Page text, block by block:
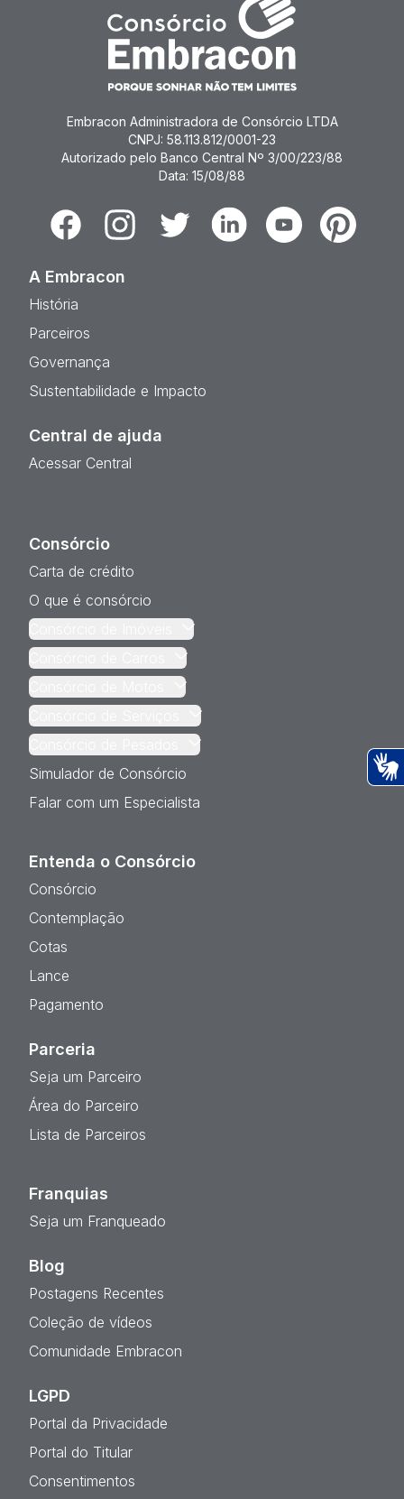
Embracon Administradora de Consórcio LTDA
CNPJ: 58.113.812/0001-23
Autorizado pelo Banco Central Nº 3/00/223/88
Data: 15/08/88
FacebookInstagramTwitter LinkedinYoutubePinterest
A Embracon
História
Parceiros
Governança
Sustentabilidade e Impacto
Central de ajuda
Acessar Central
Consórcio
Carta de crédito
O que é consórcio
Consórcio de Imóveis
Consórcio de Carros
Consórcio de Motos
Consórcio de Serviços
Consórcio de Pesados
Simulador de Consórcio
Falar com um Especialista
Entenda o Consórcio
Consórcio
Contemplação
Cotas
Lance
Pagamento
Parceria
Seja um Parceiro
Área do Parceiro
Lista de Parceiros
Franquias
Seja um Franqueado
Blog
Postagens Recentes
Coleção de vídeos
Comunidade Embracon
LGPD
Portal da Privacidade
Portal do Titular
Consentimentos